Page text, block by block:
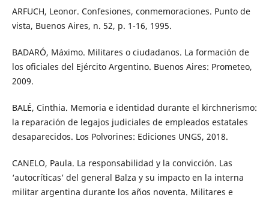
ARFUCH, Leonor. Confesiones, conmemoraciones. Punto de
vista, Buenos Aires, n. 52, p. 1-16, 1995.
BADARÓ, Máximo. Militares o ciudadanos. La formación de
los oficiales del Ejército Argentino. Buenos Aires: Prometeo,
2009.
BALÉ, Cinthia. Memoria e identidad durante el kirchnerismo:
la reparación de legajos judiciales de empleados estatales
desaparecidos. Los Polvorines: Ediciones UNGS, 2018.
CANELO, Paula. La responsabilidad y la convicción. Las
‘autocríticas’ del general Balza y su impacto en la interna
militar argentina durante los años noventa. Militares e